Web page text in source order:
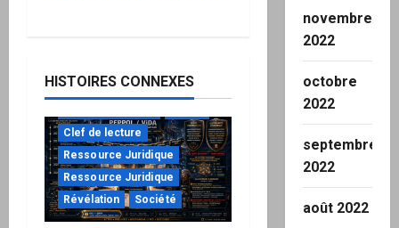
HISTOIRES CONNEXES
Clef de lecture
Ressource Juridique
Ressource Juridique
Révélation
Société
novembre
2022
octobre
2022
septembre
2022
août 2022